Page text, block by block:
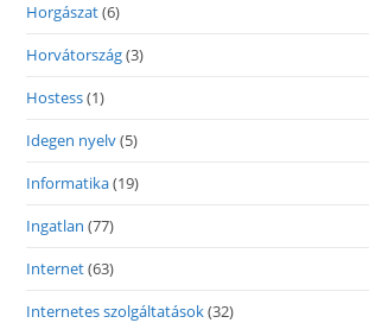
Horgászat(6)
Horvátország(3)
Hostess(1)
Idegen nyelv(5)
Informatika(19)
Ingatlan (77)
Internet(63)
Internetes szolgáltatások(32)